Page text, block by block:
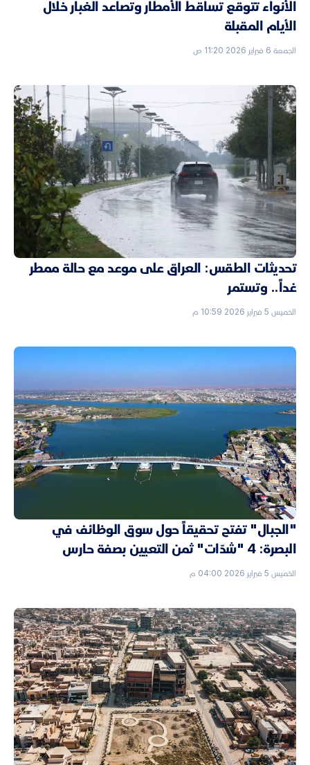
الأنواء تتوقع تساقط الأمطار وتصاعد الغبار خلال
الأيام المقبلة
الجمعة 6 فبراير 2026 11:20 ص
تحديثات الطقس: العراق على موعد مع حالة ممطر
غداً.. وتستمر
الخميس 5 فبراير 2026 10:59 م
"الجبال" تفتح تحقيقاً حول سوق الوظائف في
البصرة: 4 "شدّات" ثمن التعيين بصفة حارس
الخميس 5 فبراير 2026 04:00 م